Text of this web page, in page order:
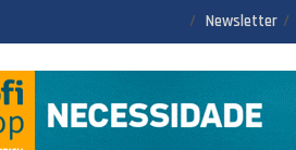
Newsletter